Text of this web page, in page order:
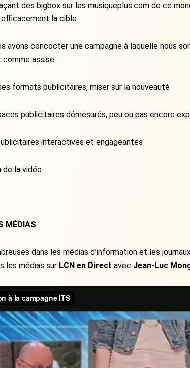
des bigbox sur les musiqueplus.com de ce
la cible.
avons concocter une campagne à laquelle nous
comme assise :
formats publicitaires, miser sur la nouveauté
publicitaires démesurés, peu ou pas encore
interactives et engageantes
de la vidéo
MÉDIAS
dans les médias d’information et les
les médias sur LCN en Direct avec Jean-Luc